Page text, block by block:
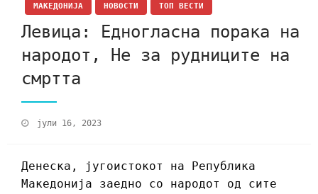
МАКЕДОНИЈА НОВОСТИ ТОП ВЕСТИ
Лeвица: Едногласна порака на
народот, Не за рудниците на
смртта
јули 16, 2023
Денеска, југоистокот на Република
Македонија заедно со народот од сите